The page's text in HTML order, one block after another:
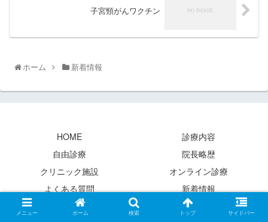
子宮頸がんワクチン
ホーム 新着情報
HOME
診療内容
自由診療
院長略歴
クリニック施設
オンライン診療
よくある質問
新着情報
Copyright © 2020 桜新町ペインクリニック All Rights Reserved.
メニュー ホーム 検索 トップ サイドバー